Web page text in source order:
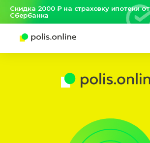
Скидка 2000 ₽ на страховку ипотеки от
Сбербанка